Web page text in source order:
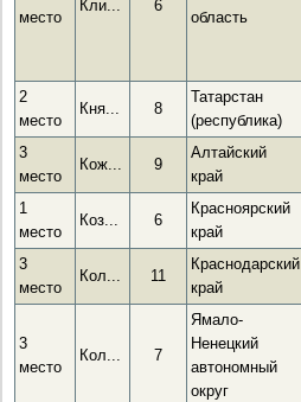
место
Кли... 6
область
2
место
Кня... 8
Татарстан
(республика)
3
место
Кож... 9
Алтайский
край
1
место
Коз... 6
Красноярский
край
3
место
Кол... 11
Краснодарский
край
3
место
Кол... 7
Ямало-
Ненецкий
автономный
округ